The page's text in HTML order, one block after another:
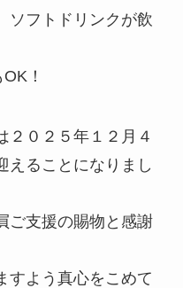
ソフトドリンクが飲
！
２０２５年１２月４
えることになりまし
ご支援の賜物と感謝
すよう真心をこめて